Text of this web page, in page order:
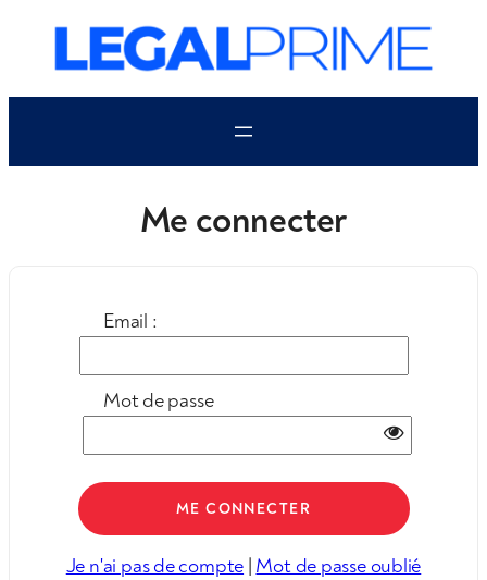
contenu
Me connecter
Email :
Mot de passe
Je n'ai pas de compte | Mot de passe oublié